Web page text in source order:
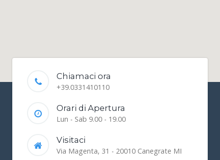
Chiamaci ora
+39.0331410110
Orari di Apertura
Lun - Sab 9.00 - 19.00
Visitaci
Via Magenta, 31 - 20010 Canegrate MI